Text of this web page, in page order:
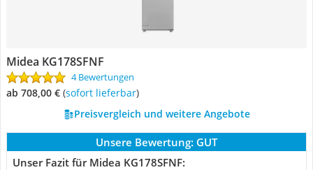
Midea KG178SFNF
4 Bewertungen
ab 708,00 € ( Sofort lieferbar)
Preisvergleich und weitere Angebote
Unsere Bewertung: GUT
Unser Fazit für Midea KG178SFNF: